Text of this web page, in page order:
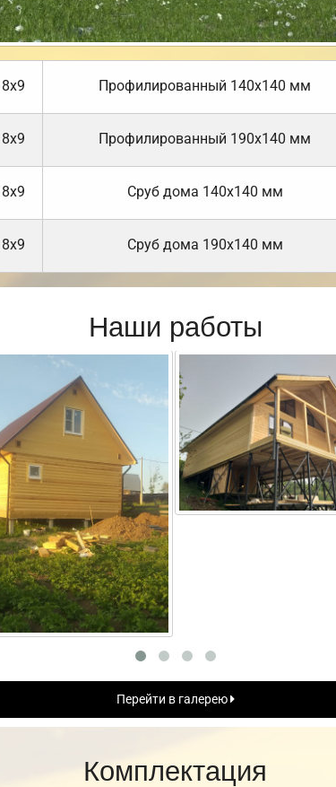
8х9 Профилированный 140х140 мм
8х9 Профилированный 190х140 мм
8х9 Cруб дома 140х140 мм
8х9 Cруб дома 190х140 мм
Наши работы
Перейти в галерею
Комплектация